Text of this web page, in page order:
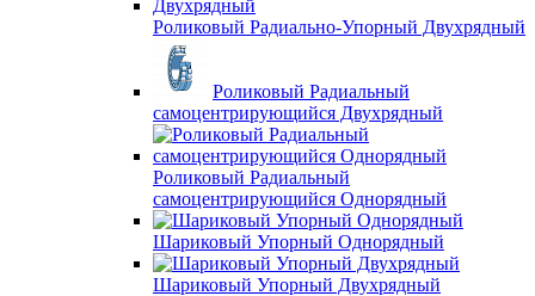
Роликовый Радиально-Упорный Двухрядный
Роликовый Радиальный
самоцентрирующийся Двухрядный
Роликовый Радиальный
самоцентрирующийся Однорядный
Шариковый Упорный Однорядный
Шариковый Упорный Двухрядный